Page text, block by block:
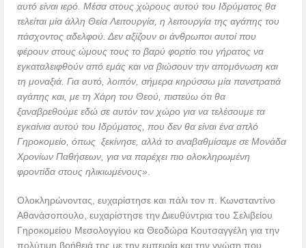
αυτό είναι ιερό. Μέσα στους χώρους αυτού του Ιδρύματος θα
τελείται μία άλλη Θεία Λειτουργία, η λειτουργία της αγάπης του
πάσχοντος αδελφού. Δεν αξίζουν οι άνθρωποι αυτοί που
φέρουν στους ώμους τους το βαρύ φορτίο του γήρατος να
εγκαταλειφθούν από εμάς και να βιώσουν την απομόνωση και
τη μοναξιά. Για αυτό, λοιπόν, σήμερα κηρύσσω μία πανστρατιά
αγάπης και, με τη Χάρη του Θεού, πιστεύω ότι θα
ξαναβρεθούμε εδώ σε αυτόν τον χώρο για να τελέσουμε τα
εγκαίνια αυτού του Ιδρύματος, που δεν θα είναι ένα απλό
Γηροκομείο, όπως ξεκίνησε, αλλά το αναβαθμίσαμε σε Μονάδα
Χρονίων Παθήσεων, για να παρέχει πιο ολοκληρωμένη
φροντίδα στους ηλικιωμένους»
Ολοκληρώνοντας, ευχαρίστησε και πάλι τον π. Κωνσταντίνο
Αθανάσοπουλο, ευχαρίστησε την Διευθύντρια του Σελιβείου
Γηροκομείου Μεσολογγίου κα Θεοδώρα Κουτσαγγέλη για την
πολύτιμη βοήθειά της με την εμπειρία και την γνώση που